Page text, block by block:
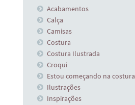
Acabamentos
Calça
Camisas
Costura
Costura Ilustrada
Croqui
Estou começando na costura
Ilustrações
Inspirações